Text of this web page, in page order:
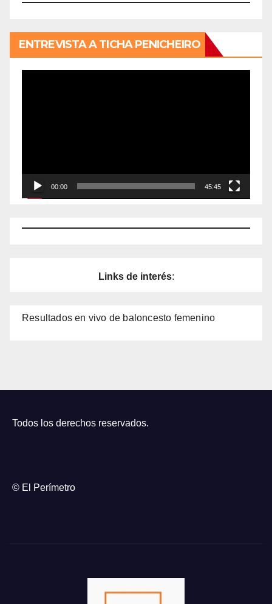
ENTREVISTA A TICHA PENICHEIRO
00:00 45:45
Links de interés:
Resultados en vivo de baloncesto femenino
Todos los derechos reservados.
© El Perímetro